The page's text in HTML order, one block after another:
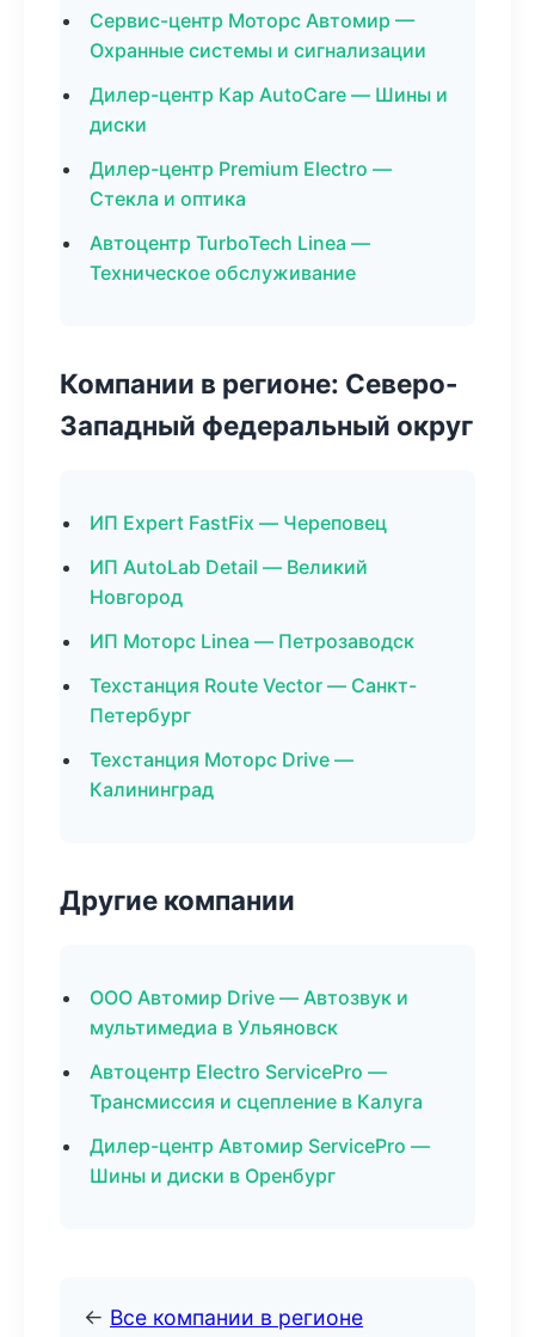
Сервис-центр Моторс Автомир —
Охранные системы и сигнализации
Дилер-центр Кар AutoCare — Шины и
диски
Дилер-центр Premium Electro —
Стекла и оптика
Автоцентр TurboTech Linea —
Техническое обслуживание
Компании в регионе: Северо-
Западный федеральный округ
ИП Expert FastFix — Череповец
ИП AutoLab Detail — Великий
Новгород
ИП Моторс Linea — Петрозаводск
Техстанция Route Vector — Санкт-
Петербург
Техстанция Моторс Drive —
Калининград
Другие компании
ООО Автомир Drive — Автозвук и
мультимедиа в Ульяновск
Автоцентр Electro ServicePro —
Трансмиссия и сцепление в Калуга
Дилер-центр Автомир ServicePro —
Шины и диски в Оренбург
← Все компании в регионе